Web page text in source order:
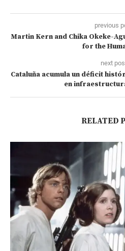
previous
Martin Kern and Chika Okeke-
for the
next
Cataluña acumula un déficit
en
RELATED